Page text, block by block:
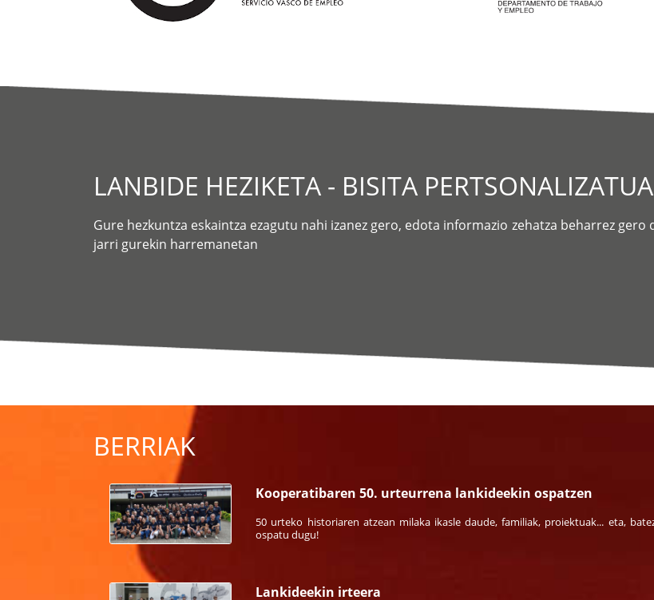
LANBIDE HEZIKETA - BISITA
Gure hezkuntza eskaintza ezagutu nahi izanez gero, edota informazio zehatza beharrez
jarri gurekin harremanetan
BERRIAK
Kooperatibaren 50. urteurrena lankideekin ospatzen
50 urteko historiaren atzean milaka ikasle daude, familiak, proiektuak... eta,
ospatu dugu!
Lankideekin irteera